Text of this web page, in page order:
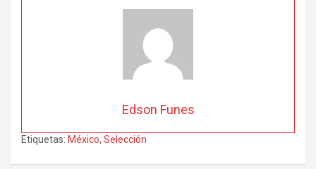
Edson Funes
Etiquetas: México, Selección